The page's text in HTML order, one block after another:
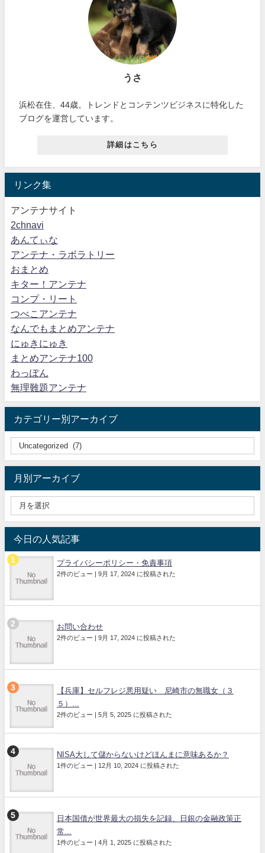
うさ
浜松在住、44歳。トレンドとコンテンツビジネスに特化した
ブログを運営しています。
詳細はこちら
リンク集
アンテナサイト
2chnavi
あんてぃな
アンテナ・ラボラトリー
おまとめ
キター！アンテナ
コンプ・リート
つべこアンテナ
なんでもまとめアンテナ
にゅきにゅき
まとめアンテナ100
わっぽん
無理難題アンテナ
カテゴリー別アーカイブ
月別アーカイブ
今日の人気記事
プライバシーポリシー・免責事項
2件のビュー | 9月 17, 2024 に投稿された
お問い合わせ
2件のビュー | 9月 17, 2024 に投稿された
【兵庫】セルフレジ悪用疑い 尼崎市の無職女（３
５）...
2件のビュー | 5月 5, 2025 に投稿された
NISA大して儲からないけどほんまに意味あるか？
1件のビュー | 12月 10, 2024 に投稿された
日本国債が世界最大の損失を記録、日銀の金融政策正
常...
1件のビュー | 4月 1, 2025 に投稿された